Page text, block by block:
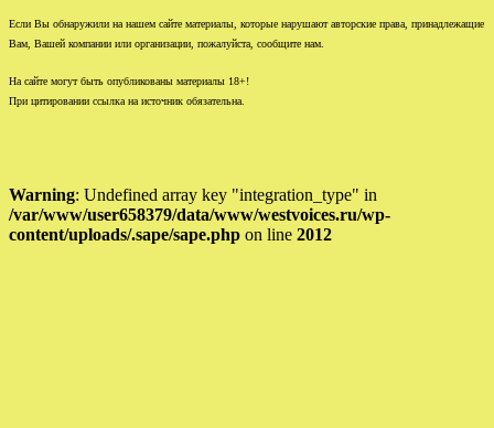
Если Вы обнаружили на нашем сайте материалы, которые нарушают авторские права, принадлежащие
Вам, Вашей компании или организации, пожалуйста, сообщите нам.
На сайте могут быть опубликованы материалы 18+!
При цитировании ссылка на источник обязательна.
Warning: Undefined array key "integration_type" in
/var/www/user658379/data/www/westvoices.ru/wp-
content/uploads/.sape/sape.php on line 2012